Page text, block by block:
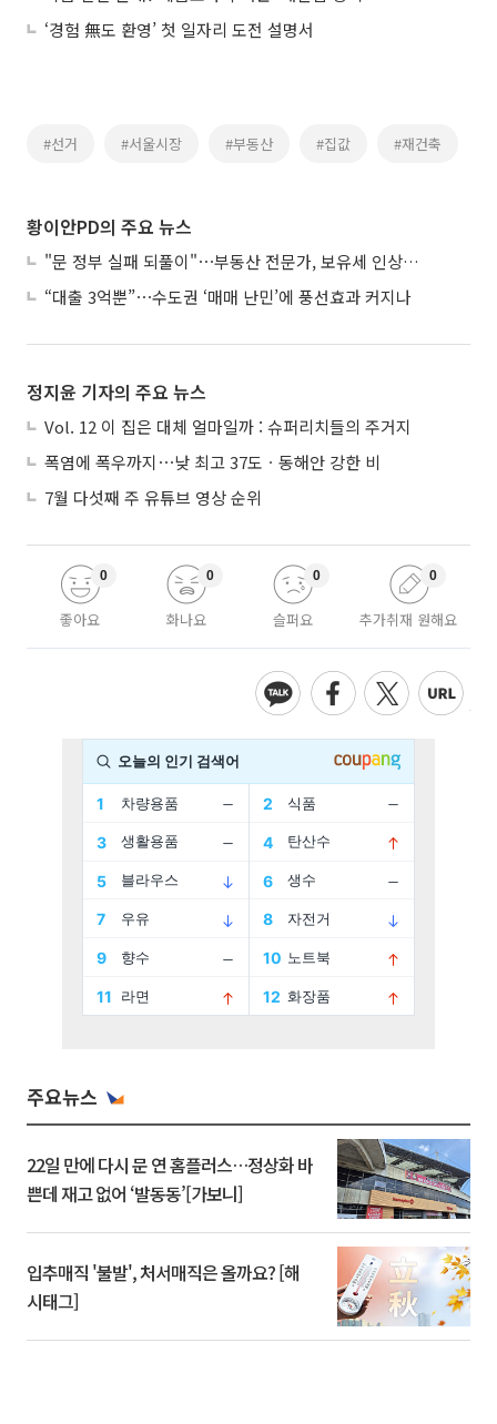
‘경험 無도 환영’ 첫 일자리 도전 설명서
#선거 #서울시장 #부동산 #집값 #재건축
황이안PD의 주요 뉴스
"문 정부 실패 되풀이"⋯부동산 전문가, 보유세 인상에 우려
“대출 3억뿐”⋯수도권 ‘매매 난민’에 풍선효과 커지나
정지윤 기자의 주요 뉴스
Vol. 12 이 집은 대체 얼마일까 : 슈퍼리치들의 주거지
폭염에 폭우까지⋯낮 최고 37도ㆍ동해안 강한 비
7월 다섯째 주 유튜브 영상 순위
좋아요
0
화나요
0
슬퍼요
0
추가취재 원해요
0
주요뉴스
22일 만에 다시 문 연 홈플러스…정상화 바
쁜데 재고 없어 ‘발동동’[가보니]
입추매직 '불발', 처서매직은 올까요? [해
시태그]